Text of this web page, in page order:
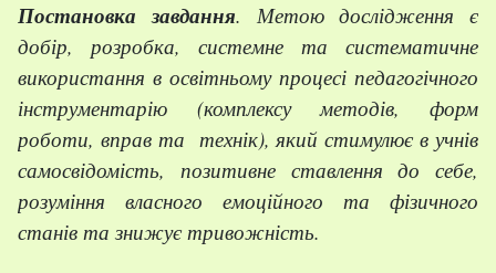
Постановка завдання. Метою дослідження є
добір, розробка, системне та систематичне
використання в освітньому процесі педагогічного
інструментарію (комплексуметодів, форм
роботи, вправ та технік), який стимулює в учнів
самосвідомість, позитивне ставлення до себе,
розуміння власного емоційного та фізичного
станів та знижує тривожність.